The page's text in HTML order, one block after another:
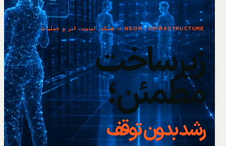
NEOR / INFRASTRUCTURE — شبکه، امنیت، ابر و عملیات
زیرساخت
مطمئن؛
رشد بدون توقف